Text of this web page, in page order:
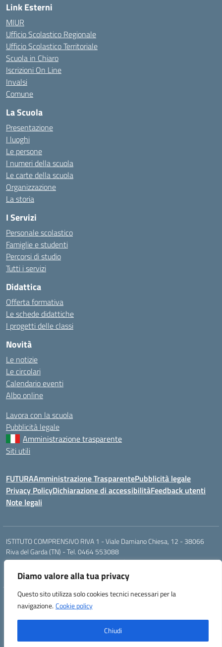
Diamo valore alla tua privacy
Questo sito utilizza solo cookies tecnici necessari per la
navigazione. Cookie policy
Chiudi
Link Esterni
MIUR
Ufficio Scolastico Regionale
Ufficio Scolastico Territoriale
Scuola in Chiaro
Iscrizioni On Line
Invalsi
Comune
La Scuola
Presentazione
I luoghi
Le persone
I numeri della scuola
Le carte della scuola
Organizzazione
La storia
I Servizi
Personale scolastico
Famiglie e studenti
Percorsi di studio
Tutti i servizi
Didattica
Offerta formativa
Le schede didattiche
I progetti delle classi
Novità
Le notizie
Le circolari
Calendario eventi
Albo online
Lavora con la scuola
Pubblicità legale
Amministrazione trasparente
Siti utili
FUTURAAmministrazione TrasparentePubblicità legale
Privacy PolicyDichiarazione di accessibilitàFeedback utenti
Note legali
ISTITUTO COMPRENSIVO RIVA 1 - Viale Damiano Chiesa, 12 - 38066
Riva del Garda (TN) - Tel. 0464 553088
segr.riva1@scuole.provincia.tn.it / riva1@pec.provincia.tn.it
Cod. Mecc. TNIC841001 - Cod. Fisc. 93013000224
Concept & Design by Designers Italia